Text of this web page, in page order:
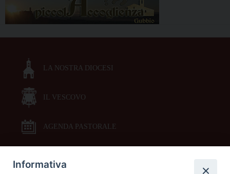
LA NOSTRA DIOCESI
IL VESCOVO
AGENDA PASTORALE
DOCUMENTI PASTORALI
Informativa